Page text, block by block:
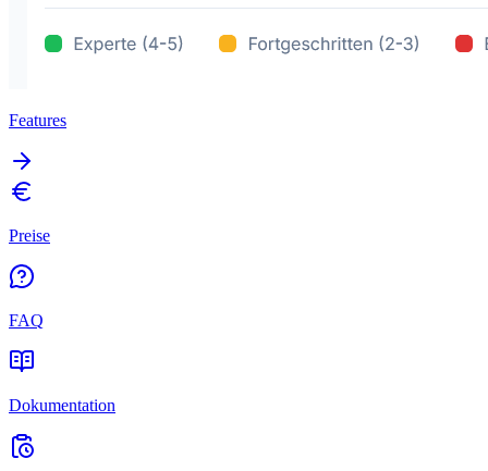
Features
Preise
FAQ
Dokumentation